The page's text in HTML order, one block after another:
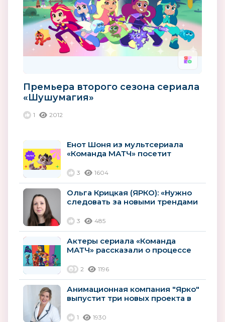
Премьера второго сезона сериала
«Шушумагия»
1 2012
Енот Шоня из мультсериала
«Команда МАТЧ» посетит
Единой...
3 1604
Ольга Крицкая (ЯРКО): «Нужно
следовать за новыми трендами
3 485
Актеры сериала «Команда
МАТЧ» рассказали о процессе
2 1196
Анимационная компания "Ярко"
выпустит три новых проекта в
1 1930